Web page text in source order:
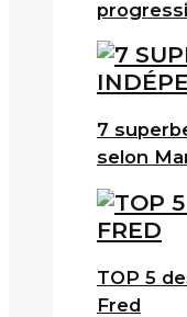
7
selon
TOP 5
Fred